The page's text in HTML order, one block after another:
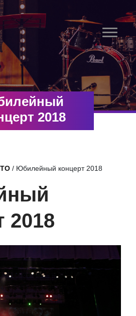
2018
/ Юбилейный концерт 2018
2018